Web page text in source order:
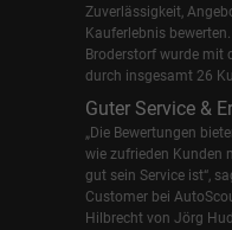
Zuverlässigkeit,
Kauferlebnis
Broderstorf wurde mit
durch insgesamt 26
Guter Service &
„Die Bewertungen
wie zufrieden Kunden
gut sein Service ist“,
Customer bei
Hilbrecht von Jörg